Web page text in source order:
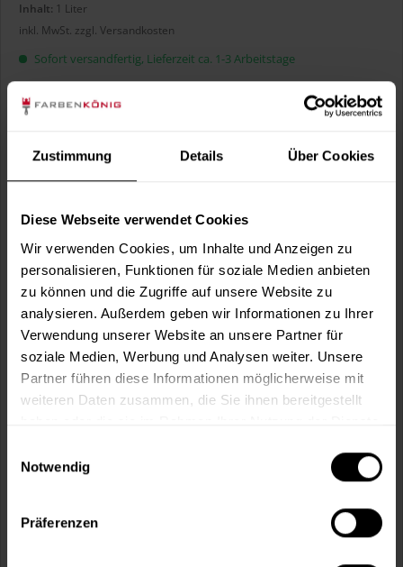
Zustimmung Details Über Cookies
Diese Webseite verwendet Cookies
Wir verwenden Cookies, um Inhalte und Anzeigen zu
personalisieren, Funktionen für soziale Medien anbieten
zu können und die Zugriffe auf unsere Website zu
analysieren. Außerdem geben wir Informationen zu Ihrer
Verwendung unserer Website an unsere Partner für
soziale Medien, Werbung und Analysen weiter. Unsere
Partner führen diese Informationen möglicherweise mit
weiteren Daten zusammen, die Sie ihnen bereitgestellt
Notwendig
Präferenzen
Inhalt: 1 Liter
inkl. MwSt. zzgl. Versandkosten
Sofort versandfertig, Lieferzeit ca. 1-3 Arbeitstage
Liter:
m²
In denWarenkorb
Merken Fragen zum Artikel?